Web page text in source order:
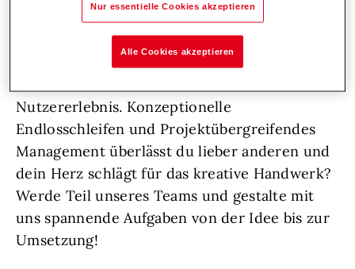
Du brennst für visuellen Content und liebst
den Feinschliff um Bild, Illustration, Animation
und Video zum Leben zu erwecken – immer
Nutzererlebnis. Konzeptionelle
Endlosschleifen und Projektübergreifendes
Management überlässt du lieber anderen und
dein Herz schlägt für das kreative Handwerk?
Werde Teil unseres Teams und gestalte mit
uns spannende Aufgaben von der Idee bis zur
Umsetzung!
Nur essentielle Cookies akzeptieren
Alle Cookies akzeptieren